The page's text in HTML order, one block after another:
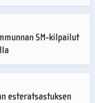
SM-kilpailut
esteratsastuksen